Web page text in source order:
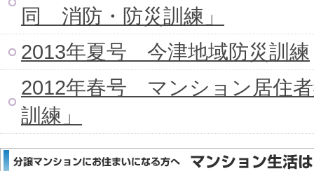
同 消防・防災訓練」
2013年夏号 今津地域防災訓練
2012年春号 マンション居住
訓練」